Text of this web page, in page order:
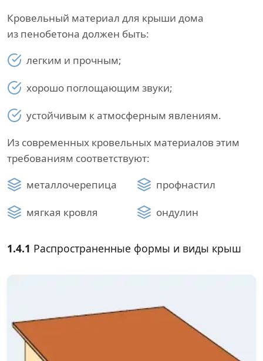
Кровельный материал для крыши дома
из пенобетона должен быть:
легким и прочным;
хорошо поглощающим звуки;
устойчивым к атмосферным явлениям.
Из современных кровельных материалов этим
требованиям соответствуют:
металлочерепица
мягкая кровля
профнастил
ондулин
1.4.1 Распространенные формы и виды крыш